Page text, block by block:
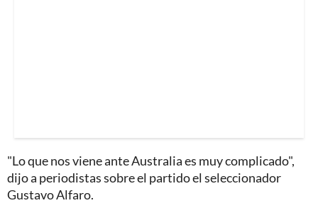
"Lo que nos viene ante Australia es muy complicado",
dijo a periodistas sobre el partido el seleccionador
Gustavo Alfaro.